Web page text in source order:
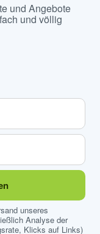
und Angebote
und völlig
unseres
Analyse der
Klicks auf Links)